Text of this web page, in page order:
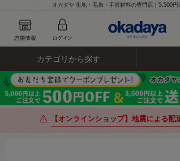
オカダヤ 生地・毛糸・手芸材料の専門店｜5,500円
カテゴリから探す
【オンラインショップ】地震による配